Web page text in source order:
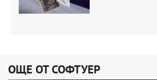
ОЩЕ ОТ СОФТУЕР